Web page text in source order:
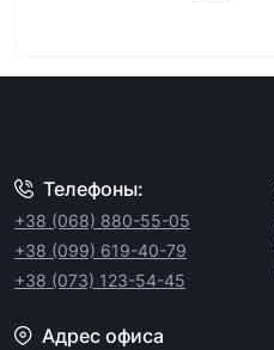
Телефоны:
+38 (068) 880-55-05
+38 (099) 619-40-79
+38 (073) 123-54-45
Адрес офиса